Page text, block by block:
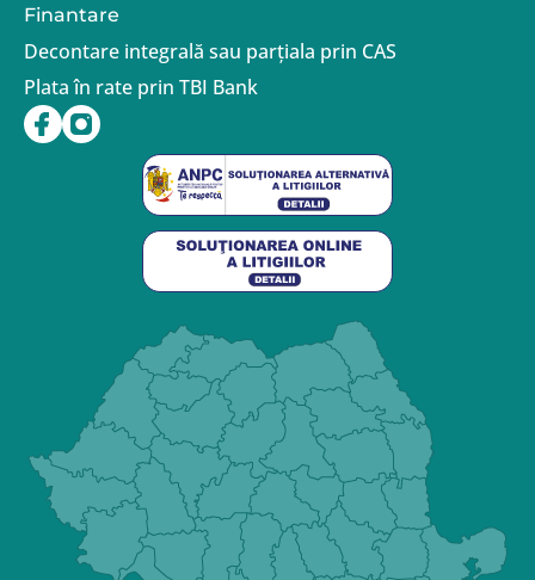
Finantare
Decontare integrală sau parțiala prin CAS
Plata în rate prin TBI Bank